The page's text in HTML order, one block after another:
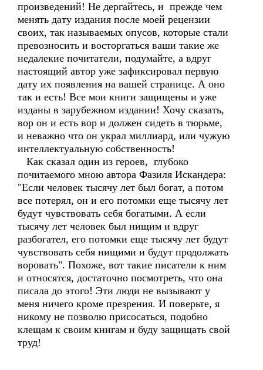
произведений! Не дергайтесь, и прежде чем
менять дату издания после моей рецензии
своих, так называемых опусов, которые стали
превозносить и восторгаться ваши такие же
недалекие почитатели, подумайте, а вдруг
настоящий автор уже зафиксировал первую
дату их появления на вашей странице. А оно
так и есть! Все мои книги защищены и уже
изданы в зарубежном издании! Хочу сказать,
вор он и есть вор и должен сидеть в тюрьме,
и неважно что он украл миллиард, или чужую
интеллектуальную собственность!
Как сказал один из героев, глубоко
почитаемого мною автора Фазиля Искандера:
"Если человек тысячу лет был богат, а потом
все потерял, он и его потомки еще тысячу лет
будут чувствовать себя богатыми. А если
тысячу лет человек был нищим и вдруг
разбогател, его потомки еще тысячу лет будут
чувствовать себя нищими и будут продолжать
воровать". Похоже, вот такие писатели к ним
и относятся, достаточно посмотреть, что она
писала до этого! Эти люди не вызывают у
меня ничего кроме презрения. И поверьте, я
никому не позволю присосаться, подобно
клещам к своим книгам и буду защищать свой
труд!